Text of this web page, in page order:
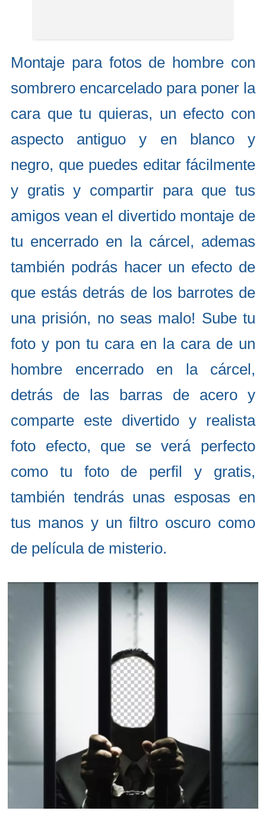
Montaje para fotos de hombre con
sombrero encarcelado para poner la
cara que tu quieras, un efecto con
aspecto antiguo y en blanco y
negro, que puedes editar fácilmente
y gratis y compartir para que tus
amigos vean el divertido montaje de
tu encerrado en la cárcel, ademas
también podrás hacer un efecto de
que estás detrás de los barrotes de
una prisión, no seas malo! Sube tu
foto y pon tu cara en la cara de un
hombre encerrado en la cárcel,
detrás de las barras de acero y
comparte este divertido y realista
foto efecto, que se verá perfecto
como tu foto de perfil y gratis,
también tendrás unas esposas en
tus manos y un filtro oscuro como
de película de misterio.